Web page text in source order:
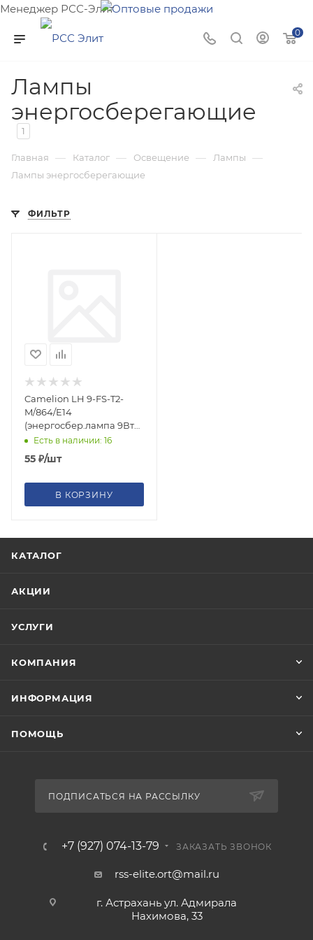
Менеджер РСС-Элит
Напишите нам и мы поможем подобрать товар именно
для Вас!
0
Лампы
энергосберегающие
1
Главная — Каталог — Освещение — Лампы —
Лампы энергосберегающие
ФИЛЬТР
Camelion LH 9-FS-T2-
M/864/E14
(энергосбер.лампа 9Вт
220В)
Есть в наличии: 16
55 ₽/шт
В КОРЗИНУ
КАТАЛОГ
АКЦИИ
УСЛУГИ
КОМПАНИЯ
ИНФОРМАЦИЯ
ПОМОЩЬ
ПОДПИСАТЬСЯ НА РАССЫЛКУ
+7 (927) 074-13-79 ЗАКАЗАТЬ ЗВОНОК
rss-elite.ort@mail.ru
г. Астрахань ул. Адмирала
Нахимова, 33